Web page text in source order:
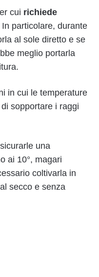
cui richiede
In particolare, durante
al sole diretto e se
meglio portarla
in cui le temperature
sopportare i raggi
una
ai 10°, magari
coltivarla in
secco e senza